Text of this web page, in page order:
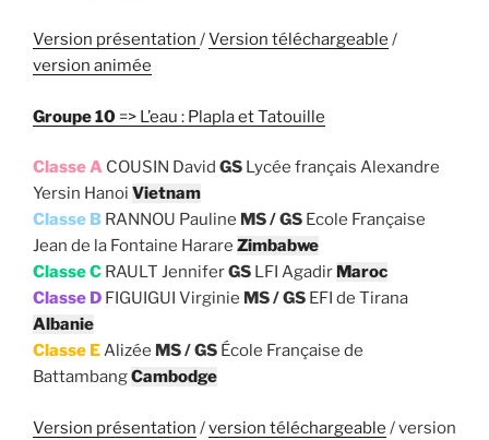
Version présentation /Version téléchargeable /
version animée
Groupe 10 => L’eau : Plapla et Tatouille
Classe A COUSIN David GS Lycée français Alexandre
Yersin Hanoi Vietnam
Classe B RANNOU Pauline MS / GS Ecole Française
Jean de la Fontaine Harare Zimbabwe
Classe C RAULT JenniferGS LFI Agadir Maroc
Classe D FIGUIGUI Virginie MS / GS EFI de Tirana
Albanie
Classe EAlizée MS / GS École Française de
BattambangCambodge
Version présentation /version téléchargeable / version